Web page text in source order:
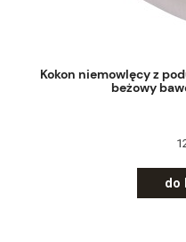
Kokon niemowlęcy z
beżowy
do